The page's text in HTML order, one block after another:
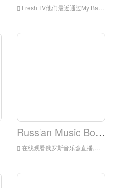
Fresh TV他们最近通过My Babysitter的吸血鬼，真的是我，将焦点扩大到了真人电影！和Backstage
Russian Music Box电视
在线观看俄罗斯音乐盒直播,俄罗斯音乐盒直播,俄罗斯音乐盒是俄语的电视台